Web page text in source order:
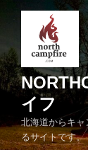
ン
ツ
へ
キ
ッ
イフ
北海道からキ
るサイトです。